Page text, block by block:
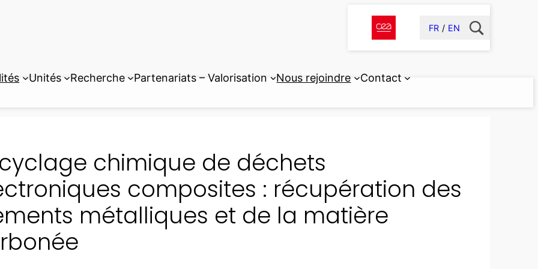
FR EN
Unités Recherche Partenariats – Valorisation Nous rejoindre Contact
chimique de déchets
composites : récupération des
métalliques et de la matière